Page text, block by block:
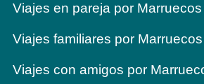
Viajes en pareja por Marruecos
Viajes familiares por Marruecos
Viajes con amigos por